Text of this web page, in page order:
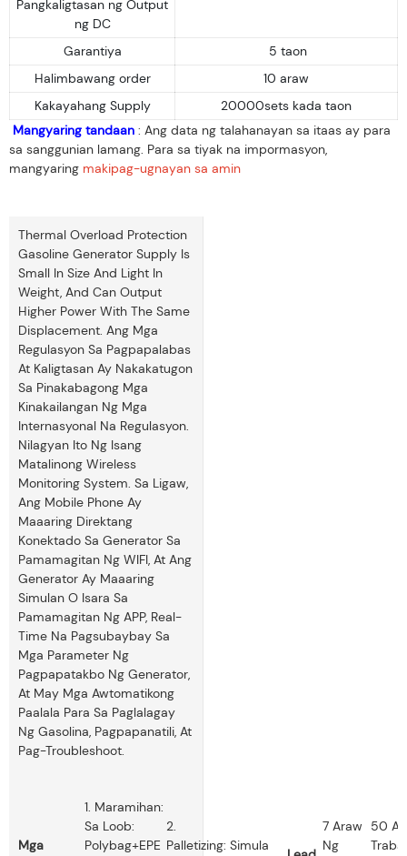
Pangkaligtasan ng Output
ng DC
Garantiya
5 taon
Halimbawang order
10 araw
Kakayahang Supply
20000sets kada taon
Mangyaring tandaan : Ang data ng talahanayan sa itaas ay para
sa sanggunian lamang. Para sa tiyak na impormasyon,
mangyaring makipag-ugnayan sa amin
Thermal Overload Protection
Gasoline Generator Supply Is
Small In Size And Light In
Weight, And Can Output
Higher Power With The Same
Displacement. Ang Mga
Regulasyon Sa Pagpapalabas
At Kaligtasan Ay Nakakatugon
Sa Pinakabagong Mga
Kinakailangan Ng Mga
Internasyonal Na Regulasyon.
Nilagyan Ito Ng Isang
Matalinong Wireless
Monitoring System. Sa Ligaw,
Ang Mobile Phone Ay
Maaaring Direktang
Konektado Sa Generator Sa
Pamamagitan Ng WIFI, At Ang
Generator Ay Maaaring
Simulan O Isara Sa
Pamamagitan Ng APP, Real-
Time Na Pagsubaybay Sa
Mga Parameter Ng
Pagpapatakbo Ng Generator,
At May Mga Awtomatikong
Paalala Para Sa Paglalagay
Ng Gasolina, Pagpapanatili, At
Pag-Troubleshoot.
Mga
1. Maramihan:
Sa Loob:
Polybag+EPE
2.
Palletizing: Simula
7 Araw
Ng
50